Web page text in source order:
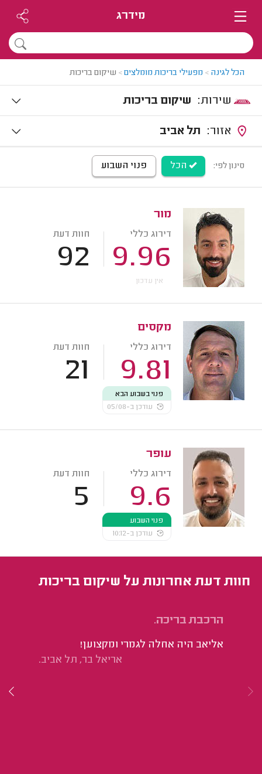
מידרג
הכל לגינה > מפעילי בריכות מומלצים> שיקום בריכות
שיקום בריכות
תל אביב
סינון לפי: הכל פנוי השבוע
מור
דירוג כללי
9.96
חוות דעת
92
אין עדכון
מקסים
דירוג כללי
9.81
חוות דעת
21
פנוי בשבוע הבא
עודכן ב-05/08
עופר
דירוג כללי
9.6
חוות דעת
5
פנוי השבוע
עודכן ב-10:12
חוות דעת אחרונות על שיקום בריכות
הרכבת בריכה.
אליאב היה אחלה לגמרי ומקצוען!
אריאל בר, תל אביב.